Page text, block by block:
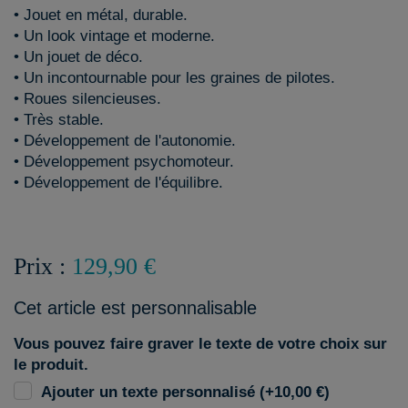
• Jouet en métal, durable.
• Un look vintage et moderne.
• Un jouet de déco.
• Un incontournable pour les graines de pilotes.
• Roues silencieuses.
• Très stable.
• Développement de l'autonomie.
• Développement psychomoteur.
• Développement de l'équilibre.
Prix : 129,90 €
Cet article est personnalisable
Vous pouvez faire graver le texte de votre choix sur
le produit.
Ajouter un texte personnalisé (+10,00 €)